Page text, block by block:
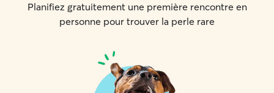
Planifiez gratuitement une première rencontre en
personne pour trouver la perle rare